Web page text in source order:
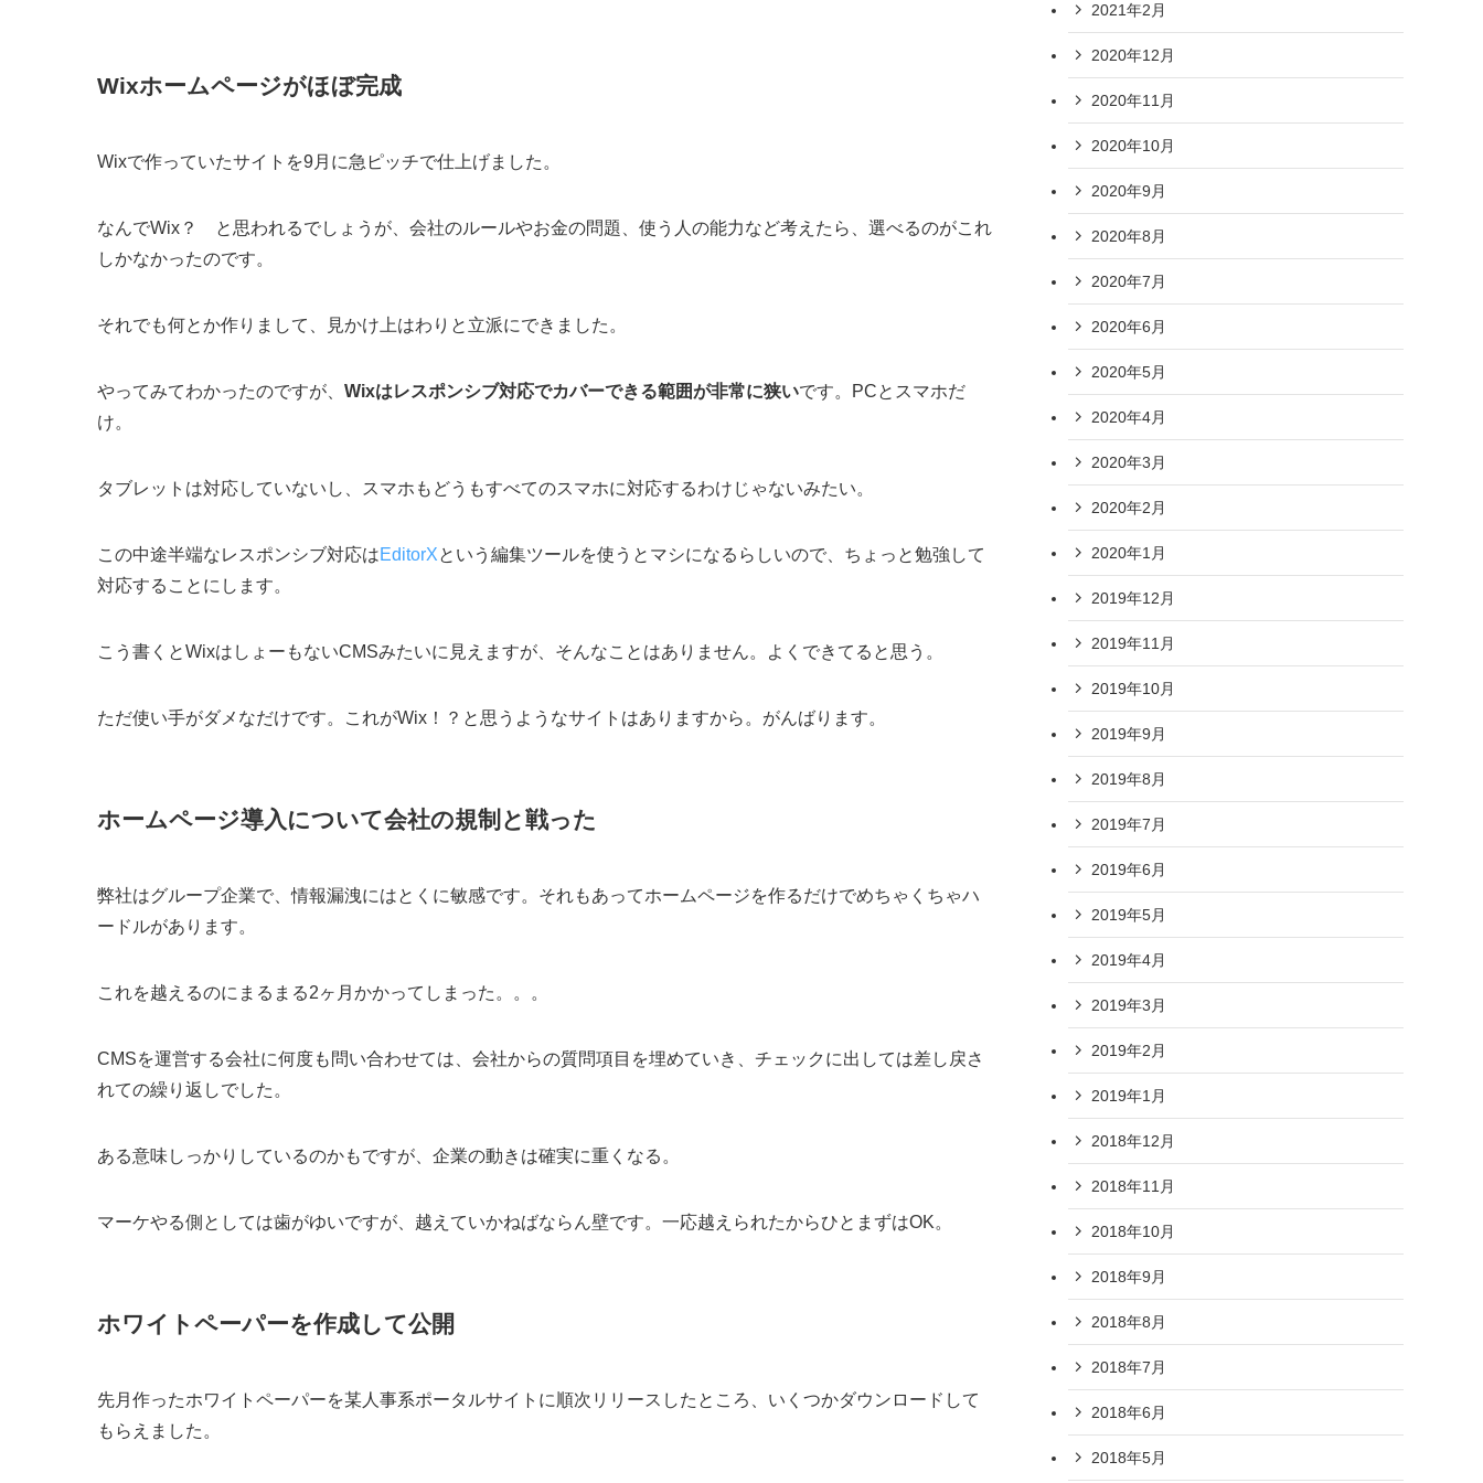
Wixホームページがほぼ完成
Wixで作っていたサイトを9月に急ピッチで仕上げました。
なんでWix？ と思われるでしょうが、会社のルールやお金の問題、使う人の能力など考えたら、選べるのがこれ
しかなかったのです。
それでも何とか作りまして、見かけ上はわりと立派にできました。
やってみてわかったのですが、 Wixはレスポンシブ対応でカバーできる範囲が非常に狭いです。PCとスマホだ
け。
タブレットは対応していないし、スマホもどうもすべてのスマホに対応するわけじゃないみたい。
この中途半端なレスポンシブ対応はEditorXという編集ツールを使うとマシになるらしいので、ちょっと勉強して
対応することにします。
こう書くとWixはしょーもないCMSみたいに見えますが、そんなことはありません。よくできてると思う。
ただ使い手がダメなだけです。これがWix！？と思うようなサイトはありますから。がんばります。
ホームページ導入について会社の規制と戦った
弊社はグループ企業で、情報漏洩にはとくに敏感です。それもあってホームページを作るだけでめちゃくちゃハ
ードルがあります。
これを越えるのにまるまる2ヶ月かかってしまった。。。
CMSを運営する会社に何度も問い合わせては、会社からの質問項目を埋めていき、チェックに出しては差し戻さ
れての繰り返しでした。
ある意味しっかりしているのかもですが、企業の動きは確実に重くなる。
マーケやる側としては歯がゆいですが、越えていかねばならん壁です。一応越えられたからひとまずはOK。
ホワイトペーパーを作成して公開
先月作ったホワイトペーパーを某人事系ポータルサイトに順次リリースしたところ、いくつかダウンロードして
もらえました。
2021年2月
2020年12月
2020年11月
2020年10月
2020年9月
2020年8月
2020年7月
2020年6月
2020年5月
2020年4月
2020年3月
2020年2月
2020年1月
2019年12月
2019年11月
2019年10月
2019年9月
2019年8月
2019年7月
2019年6月
2019年5月
2019年4月
2019年3月
2019年2月
2019年1月
2018年12月
2018年11月
2018年10月
2018年9月
2018年8月
2018年7月
2018年6月
2018年5月